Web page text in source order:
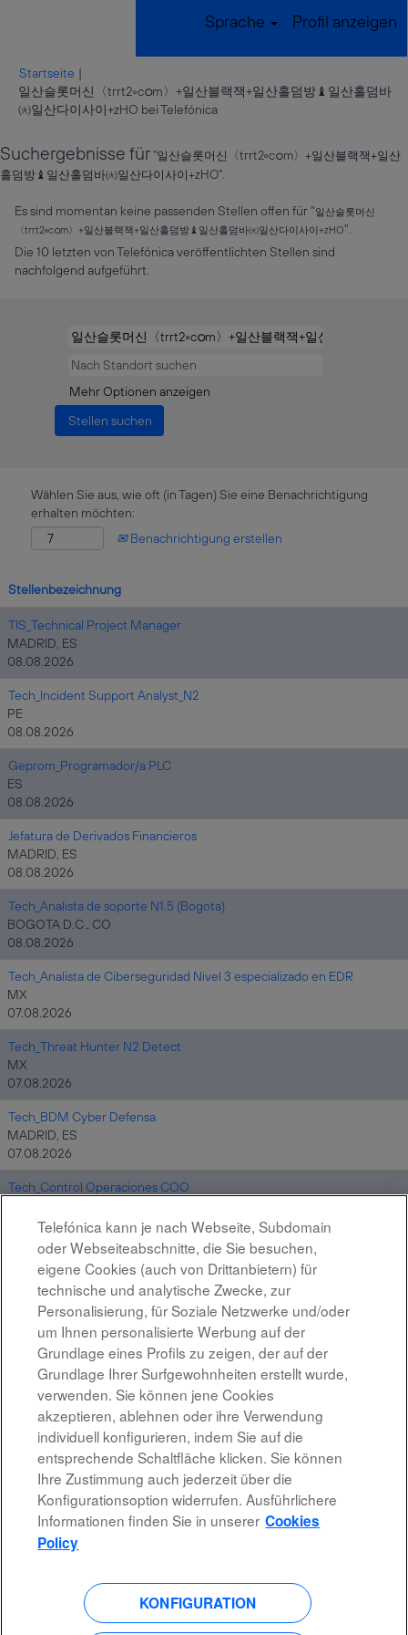
Sprache Profil anzeigen
Startseite |
일산슬롯머신〈trrt2༚cഠm〉+일산블랙잭+일산홀덤방♝일산홀덤바
㈫일산다이사이+zHO bei Telefónica(aktuelle
Suchergebnisse für"일산슬롯머신〈trrt2༚cഠm〉+일산블랙잭+일산
홀덤방♝일산홀덤바㈫일산다이사이+zHO".
Es sind momentan keine passenden Stellen offen für "일산슬롯머신
〈trrt2༚cഠm〉+일산블랙잭+일산홀덤방♝일산홀덤바㈫일산다이사이+zHO".
Die 10 letzten von Telefónica veröffentlichten Stellen sind
nachfolgend aufgeführt.
Mehr Optionen anzeigen
Wählen Sie aus, wie oft (in Tagen) Sie eine Benachrichtigung
erhalten möchten:
Benachrichtigung erstellen
Stellenbezeichnung
TIS_Technical Project Manager
MADRID, ES
08.08.2026
Tech_Incident Support Analyst_N2
PE
08.08.2026
Geprom_Programador/a PLC
ES
08.08.2026
Jefatura de Derivados Financieros
MADRID, ES
08.08.2026
Tech_Analista de soporte N1.5 (Bogota)
BOGOTA D.C., CO
08.08.2026
Tech_Analista de Ciberseguridad Nivel 3 especializado en EDR
MX
07.08.2026
Tech_Threat Hunter N2 Detect
MX
07.08.2026
Tech_BDM Cyber Defensa
MADRID, ES
07.08.2026
Tech_Control Operaciones COO
07.08.2026
Altostratus_Cloud Architect Google
MADRID, ES
07.08.2026
Ergebnisse1 – 10
Rechtshinweis
Barrierefreiheit
i
W
i
W
i
Telefónica kann je nach Webseite, Subdomain
oder Webseiteabschnitte, die Sie besuchen,
eigene Cookies (auch von Drittanbietern) für
technische und analytische Zwecke, zur
Personalisierung, für Soziale Netzwerke und/oder
um Ihnen personalisierte Werbung auf der
Grundlage eines Profils zu zeigen, der auf der
Grundlage Ihrer Surfgewohnheiten erstellt wurde,
verwenden. Sie können jene Cookies
akzeptieren, ablehnen oder ihre Verwendung
individuell konfigurieren, indem Sie auf die
entsprechende Schaltfläche klicken. Sie können
Ihre Zustimmung auch jederzeit über die
Konfigurationsoption widerrufen. Ausführlichere
Informationen finden Sie in unserer Cookies
Policy
KONFIGURATION